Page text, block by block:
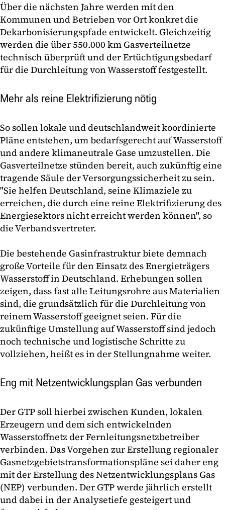
Über die nächsten Jahre werden mit den
Kommunen und Betrieben vor Ort konkret die
Dekarbonisierungspfade entwickelt. Gleichzeitig
werden die über 550.000 km Gasverteilnetze
technisch überprüft und der Ertüchtigungsbedarf
für die Durchleitung von Wasserstoff festgestellt.
Mehr als reine Elektrifizierung nötig
So sollen lokale und deutschlandweit koordinierte
Pläne entstehen, um bedarfsgerecht auf Wasserstoff
und andere klimaneutrale Gase umzustellen. Die
Gasverteilnetze stünden bereit, auch zukünftig eine
tragende Säule der Versorgungssicherheit zu sein.
"Sie helfen Deutschland, seine Klimaziele zu
erreichen, die durch eine reine Elektrifizierung des
Energiesektors nicht erreicht werden können", so
die Verbandsvertreter.
Die bestehende Gasinfrastruktur biete demnach
große Vorteile für den Einsatz des Energieträgers
Wasserstoff in Deutschland. Erhebungen sollen
zeigen, dass fast alle Leitungsrohre aus Materialien
sind, die grundsätzlich für die Durchleitung von
reinem Wasserstoff geeignet seien. Für die
zukünftige Umstellung auf Wasserstoff sind jedoch
noch technische und logistische Schritte zu
vollziehen, heißt es in der Stellungnahme weiter.
Eng mit Netzentwicklungsplan Gas verbunden
Der GTP soll hierbei zwischen Kunden, lokalen
Erzeugern und dem sich entwickelnden
Wasserstoffnetz der Fernleitungsnetzbetreiber
verbinden. Das Vorgehen zur Erstellung regionaler
Gasnetzgebietstransformationspläne sei daher eng
mit der Erstellung des Netzentwicklungsplans Gas
(NEP) verbunden. Der GTP werde jährlich erstellt
und dabei in der Analysetiefe gesteigert und